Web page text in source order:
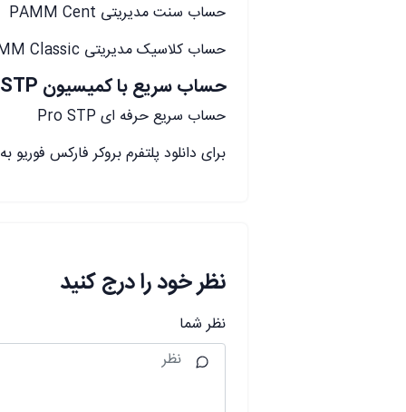
حساب سنت مدیریتی PAMM Cent
حساب کلاسیک مدیریتی PAMM Classic
حساب سریع با کمیسیون STP :
حساب سریع حرفه ای Pro STP
برای دانلود پلتفرم بروکر فارکس فوریو به
نظر خود را درج کنید
نظر شما